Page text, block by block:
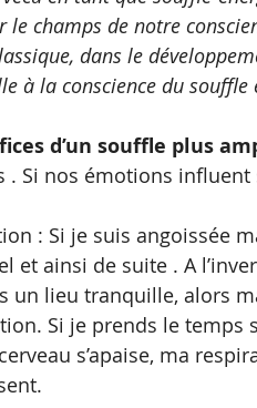
champs de notre
dans le
à la conscience du
d’un souffle plus
. Si nos émotions
: Si je suis angoissée
et ainsi de suite . A
un lieu tranquille, alors
Si je prends le temps
s’apaise, ma